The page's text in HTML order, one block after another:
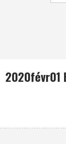
2020févr01